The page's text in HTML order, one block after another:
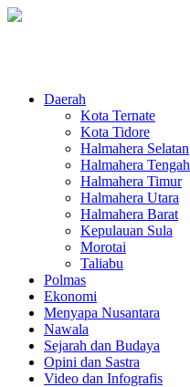
Daerah
Kota Ternate
Kota Tidore
Halmahera Selatan
Halmahera Tengah
Halmahera Timur
Halmahera Utara
Halmahera Barat
Kepulauan Sula
Morotai
Taliabu
Polmas
Ekonomi
Menyapa Nusantara
Nawala
Sejarah dan Budaya
Opini dan Sastra
Video dan Infografis